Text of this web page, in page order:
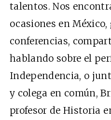
talentos. Nos
ocasiones en
conferencias,
hablando sobre el
Independencia, o
y colega en común,
profesor de Historia